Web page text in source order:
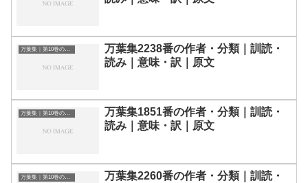
万葉集｜第10巻の和歌一覧
万葉集2238番の作者・分類｜訓読・
読み｜意味・訳｜原文
万葉集｜第10巻の和歌一覧
万葉集1851番の作者・分類｜訓読・
読み｜意味・訳｜原文
万葉集｜第10巻の和歌一覧
万葉集2260番の作者・分類｜訓読・